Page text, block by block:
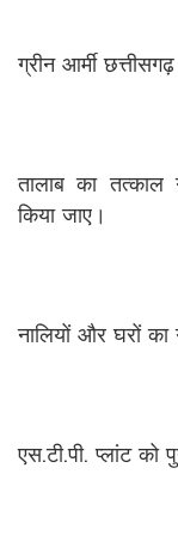
ग्रीन आर्मी
तालाब का
किया जाए।
नालियों और घरों का
एस.टी.पी. प्लांट को